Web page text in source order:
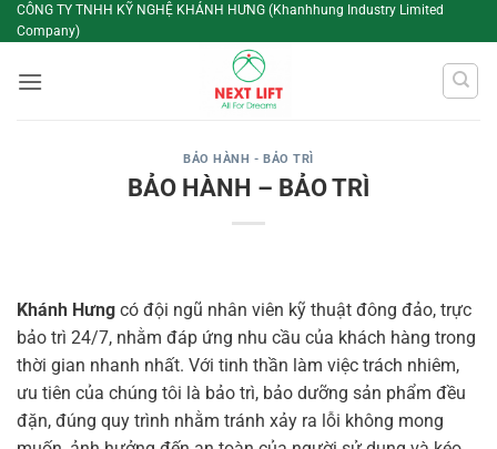
Bỏ
qua
dung
CÔNG TY TNHH KỸ NGHỆ KHÁNH HƯNG (Khanhhung Industry Limited
Company)
BẢO HÀNH - BẢO TRÌ
BẢO HÀNH – BẢO TRÌ
Khánh Hưng có đội ngũ nhân viên kỹ thuật đông đảo, trực
bảo trì 24/7, nhằm đáp ứng nhu cầu của khách hàng trong
thời gian nhanh nhất. Với tinh thần làm việc trách nhiêm,
ưu tiên của chúng tôi là bảo trì, bảo dưỡng sản phẩm đều
đặn, đúng quy trình nhằm tránh xảy ra lỗi không mong